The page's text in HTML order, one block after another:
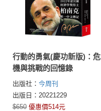
行動的勇氣(慶功新版)：危
機與挑戰的回憶錄
出版社： 今周刊
出版日：20221229
$650 優惠價514元